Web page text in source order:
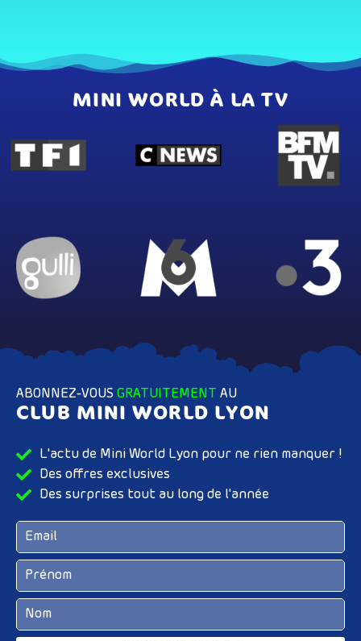
MINI WORLD À LA TV
ABONNEZ-VOUS GRATUITEMENT AU
CLUB MINI WORLD LYON
L'actu de Mini World Lyon pour ne rien manquer !
Des offres exclusives
Des surprises tout au long de l'année